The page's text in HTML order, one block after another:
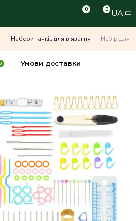
0 0 UA
Набори гачків для в'язання Набір для
0 Умови доставки